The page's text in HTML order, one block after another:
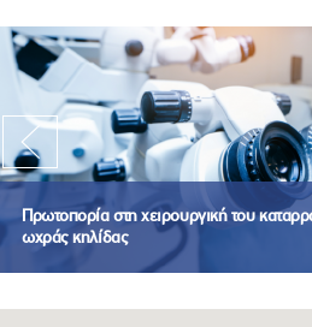
Πρωτοπορία στη χειρουργική του
ωχράς κηλίδας